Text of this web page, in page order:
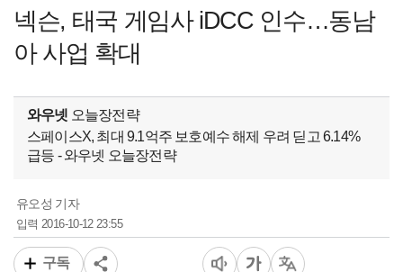
넥슨, 태국 게임사 iDCC 인수…동남
아 사업 확대
와우넷 오늘장전략
스페이스X, 최대 9.1억주 보호예수 해제 우려 딛고 6.14%
급등 - 와우넷 오늘장전략
유오성 기자
입력 2016-10-12 23:55
구독